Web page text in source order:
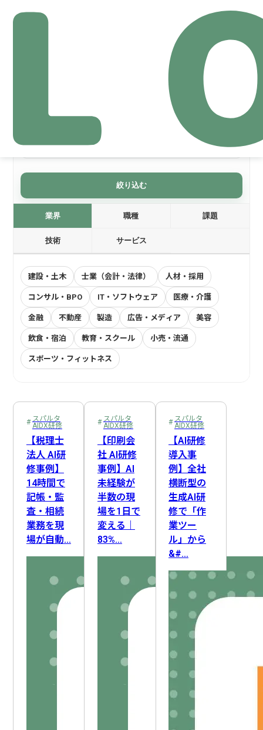
絞り込む
業界 職種 課題
技術 サービス
建設・土木 士業（会計・法律） 人材・採用
コンサル・BPO IT・ソフトウェア 医療・介護
金融 不動産 製造 広告・メディア 美容
飲食・宿泊 教育・スクール 小売・流通
スポーツ・フィットネス
マーケティング サロンオーナー 人事
DX推進担当 管理職
カスタマーサポート 情報システム 製造・納品管理
物流・配送 歯科衛生士 医療従事者
訪問サービス担当 IT・コンサル
売上管理 事前準備
新人教育 複数店舗管理 資金管理
ヒヤリーハット検知 DX推進体制構築 後追い
請求・支払 ナレッジ管理 全社DX方針策定
広告・制作 決算・報告 属人化解消 ノウハウ継承
SNS運用 問い合わせ対応 業務効率化 方向性選定
ライティング FAQ・ナレッジ作成 要件定義
顧客情報整理
アフターフォロー AI人材育成
AIリテラシー向上 社員管理
セキュリティ対応 組織変革 教育・研修
生産計画・スケジューリング 新人育成 勤怠・労務
作業記録・報告
入札情報収集
LINE API AI戦略策定
Claude Google Cloud 音声認識AI
NotebookLM 生成AI プロンプトエンジニアリング
Google Apps Script ChatGPT Gemini
Google Workspace Google Workflows
スパルタ
AIDX研修
【税理士
法人 AI研
修事例】
14時間で
記帳・監
査・相続
業務を現
場が自動…
スパルタ
AIDX研修
【印刷会
社 AI研修
事例】AI
未経験が
半数の現
場を1日で
変える｜
83%…
スパルタ
AIDX研修
【AI研修
導入事
例】全社
横断型の
生成AI研
修で「作
業ツー
ル」から
&#…